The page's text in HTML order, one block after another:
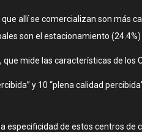
allí se comercializan son más
son el estacionamiento
mide las características de los
y 10 “plena calidad
especificidad de estos centros